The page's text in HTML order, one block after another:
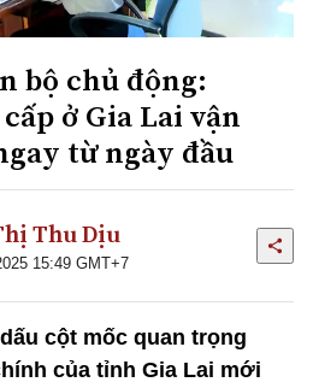
bộ chủ động:
ở Gia Lai vận
từ ngày đầu
Thu Dịu
15:49 GMT+7
cột mốc quan trọng
của tỉnh Gia Lai mới